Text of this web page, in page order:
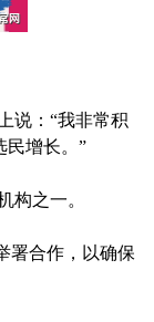
说：“我非常积
民增长。”
构之一。
署合作，以确保